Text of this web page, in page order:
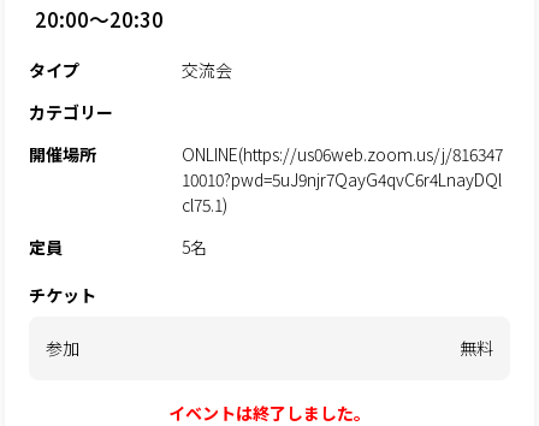
20:00～20:30
タイプ
交流会
カテゴリー
開催場所
ONLINE(https://us06web.zoom.us/j/816347
10010?pwd=5uJ9njr7QayG4qvC6r4LnayDQl
cl75.1)
定員
5名
チケット
参加 無料
イベントは終了しました。